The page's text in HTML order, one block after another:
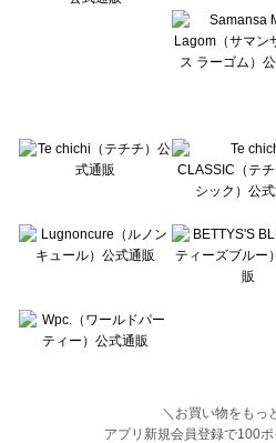
＼お買い物をもっ
アプリ新規会員登録で100ポ